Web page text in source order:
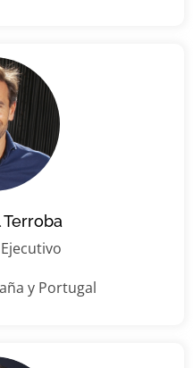
Terroba
y Portugal